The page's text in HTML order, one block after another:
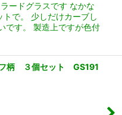
ードグラスです なかな
で。 少しだけカーブし
です。 製造上ですが色付
柄 ３個セット GS191